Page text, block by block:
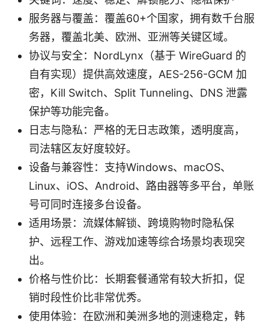
服务器与覆盖：覆盖60+个国家，拥有数千台服
务器，覆盖北美、欧洲、亚洲等关键区域。
协议与安全：NordLynx（基于 WireGuard 的
自有实现）提供高效速度，AES-256-GCM 加
密，Kill Switch、Split Tunneling、DNS 泄露
保护等功能完备。
日志与隐私：严格的无日志政策，透明度高，
司法辖区友好度较好。
设备与兼容性：支持Windows、macOS、
Linux、iOS、Android、路由器等多平台，单账
号可同时连接多台设备。
适用场景：流媒体解锁、跨境购物时隐私保
护、远程工作、游戏加速等综合场景均表现突
出。
价格与性价比：长期套餐通常有较大折扣，促
销时段性价比非常优秀。
使用体验：在欧洲和美洲多地的测速稳定，韩